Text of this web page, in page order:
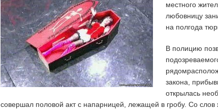
местного
любовницу
на полгода
В полицию
закона,
открылась
совершал половой акт с напарницей, лежащей в гробу. Со